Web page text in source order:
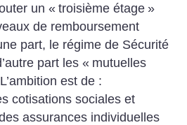
un « troisième étage »
de remboursement
part, le régime de Sécurité
part les « mutuelles
est de :
cotisations sociales et
assurances individuelles